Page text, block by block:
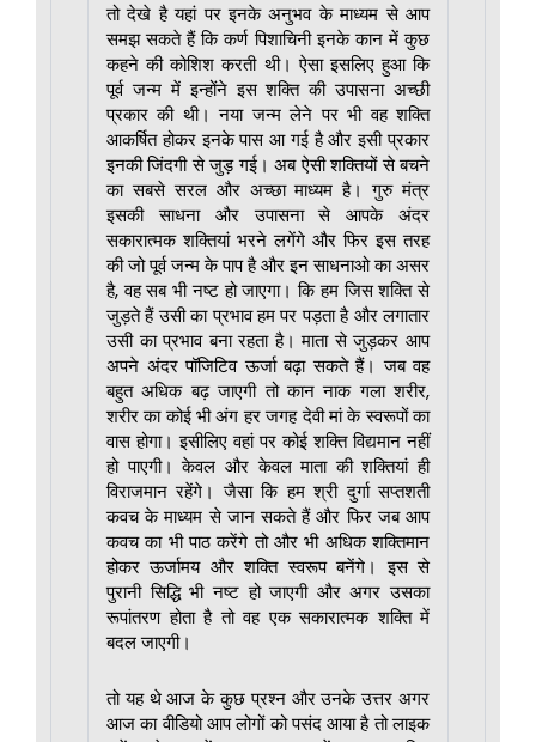
तो देखे है यहां पर इनके अनुभव के माध्यम से आप
समझ सकते हैं कि कर्ण पिशाचिनी इनके कान में कुछ
कहने की कोशिश करती थी। ऐसा इसलिए हुआ कि
पूर्व जन्म में इन्होंने इस शक्ति की उपासना अच्छी
प्रकार की थी। नया जन्म लेने पर भी वह शक्ति
आकर्षित होकर इनके पास आ गई है और इसी प्रकार
इनकी जिंदगी से जुड़ गई। अब ऐसी शक्तियों से बचने
का सबसे सरल और अच्छा माध्यम है। गुरु मंत्र
इसकी साधना और उपासना से आपके अंदर
सकारात्मक शक्तियां भरने लगेंगे और फिर इस तरह
की जो पूर्व जन्म के पाप है और इन साधनाओ का असर
है, वह सब भी नष्ट हो जाएगा। कि हम जिस शक्ति से
जुड़ते हैं उसी का प्रभाव हम पर पड़ता है और लगातार
उसी का प्रभाव बना रहता है। माता से जुड़कर आप
अपने अंदर पॉजिटिव ऊर्जा बढ़ा सकते हैं। जब वह
बहुत अधिक बढ़ जाएगी तो कान नाक गला शरीर,
शरीर का कोई भी अंग हर जगह देवी मां के स्वरूपों का
वास होगा। इसीलिए वहां पर कोई शक्ति विद्यमान नहीं
हो पाएगी। केवल और केवल माता की शक्तियां ही
विराजमान रहेंगे। जैसा कि हम श्री दुर्गा सप्तशती
कवच के माध्यम से जान सकते हैं और फिर जब आप
कवच का भी पाठ करेंगे तो और भी अधिक शक्तिमान
होकर ऊर्जामय और शक्ति स्वरूप बनेंगे। इस से
पुरानी सिद्धि भी नष्ट हो जाएगी और अगर उसका
रूपांतरण होता है तो वह एक सकारात्मक शक्ति में
बदल जाएगी।
तो यह थे आज के कुछ प्रश्न और उनके उत्तर अगर
आज का वीडियो आप लोगों को पसंद आया है तो लाइक